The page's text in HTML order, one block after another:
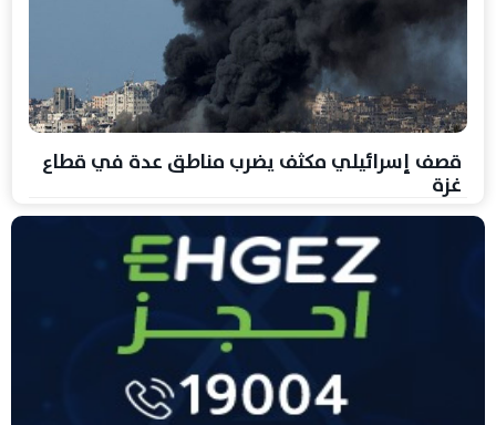
قصف إسرائيلي مكثف يضرب مناطق عدة في قطاع
غزة